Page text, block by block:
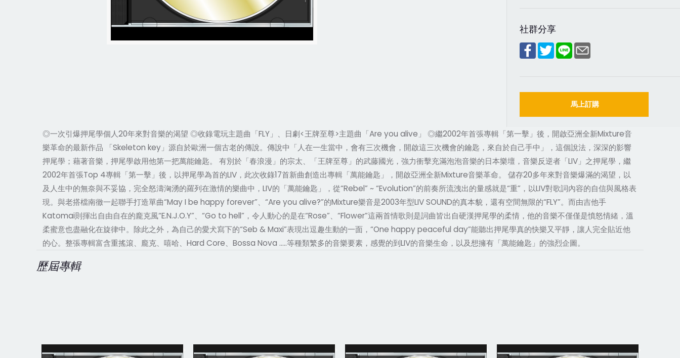
社群分享
馬上訂購
◎一次引爆押尾學個人20年來對音樂的渴望 ◎收錄電玩主題曲「FLY」、日劇<王牌至尊>主題曲「Are you alive」 ◎繼2002年首張專輯「第一擊」後，開啟亞洲全新Mixture音
樂革命的最新作品 「Skeleton key」源自於歐洲一個古老的傳說。傳說中「人在一生當中，會有三次機會，開啟這三次機會的鑰匙，來自於自己手中」，這個說法，深深的影響
押尾學；藉著音樂，押尾學啟用他第一把萬能鑰匙。 有別於「春浪漫」的宗太、「王牌至尊」的武藤國光，強力衝擊充滿泡泡音樂的日本樂壇，音樂反逆者「LIV」之押尾學，繼
2002年首張Top 4專輯「第一擊」後，以押尾學為首的LIV，此次收錄17首新曲創造出專輯「萬能鑰匙」，開啟亞洲全新Mixture音樂革命。 儲存20多年來對音樂爆滿的渴望，以
及人生中的無奈與不妥協，完全怒濤洶湧的羅列在激情的樂曲中，LIV的「萬能鑰匙」，從“Rebel” ~ “Evolution”的前奏所流洩出的量感就是“重”，以LIV對歌詞內容的自信與風格表
現。與老搭檔南徹一起聯手打造單曲“May I be happy forever”、“Are you alive?”的Mixture樂音是2003年型LIV SOUND的真本貌，還有空間無限的“FLY”。而由吉他手
Katomai則揮出自由自在的龐克風“E.N.J.O.Y”、“Go to hell”，令人動心的是在“Rose”、“Flower”這兩首情歌則是詞曲皆出自硬漢押尾學的柔情，他的音樂不僅僅是憤怒情緒，溫
柔蜜意也盡融化在旋律中。除此之外，為自己的愛犬寫下的“Seb & Maxi”表現出逗趣生動的一面，“One happy peaceful day”能聽出押尾學真的快樂又平靜，讓人完全貼近他
的心。整張專輯富含重搖滾、龐克、嘻哈、Hard Core、Bossa Nova …..等種類繁多的音樂要素，感覺的到LIV的音樂生命，以及想擁有「萬能鑰匙」的強烈企圖。
歷屆專輯